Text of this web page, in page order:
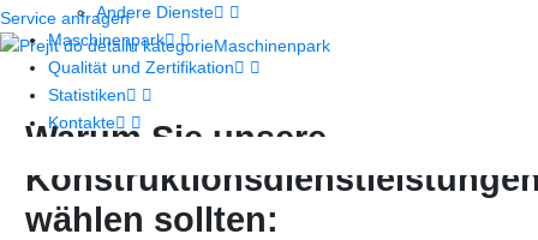
Andere Dienste
Maschinenpark
Qualität und Zertifikation
Statistiken
Kontakte
Service anfragen
Maschinenpark
Warum Sie unsere
wählen sollten: